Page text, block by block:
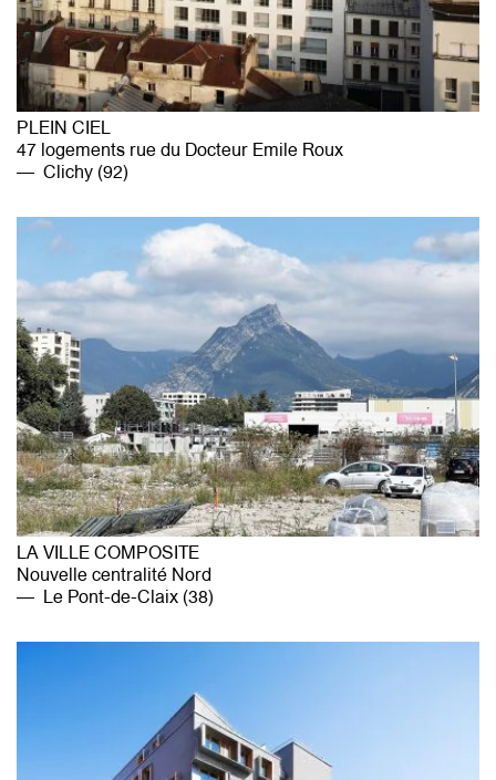
PLEIN CIEL
47 logements rue du Docteur Emile Roux
Clichy (92)
LA VILLE COMPOSITE
Nouvelle centralité Nord
Le Pont-de-Claix (38)